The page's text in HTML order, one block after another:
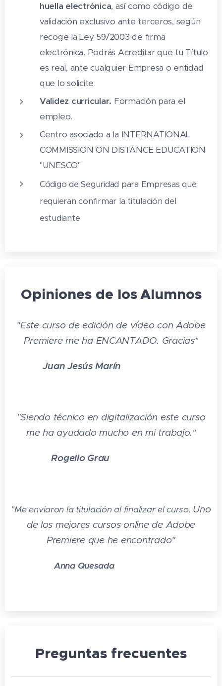
2. Elementos de Proyecto II
3. Transiciones
4. Transiciones II
5. Títulos
6. Pistas Video
8. Storyboard
9. Audio
10. Títulos. Transiciones
11. Proyecto completo
huella electrónica, así como código de
validación exclusivo ante terceros, según
recoge la Ley 59/2003 de firma
electrónica. Podrás Acreditar que tu Título
es real, ante cualquier Empresa o entidad
que lo solicite.
Validez curricular. Formación para el
empleo.
Centro asociado a la INTERNATIONAL
COMMISSION ON DISTANCE EDUCATION
"UNESCO"
Código de Seguridad para Empresas que
requieran confirmar la titulación del
estudiante
Opiniones de losAlumnos
"Este curso de edición de vídeo con Adobe
Premiere me ha ENCANTADO. Gracias"
Juan Jesús Marín
"Siendo técnico en digitalización este curso
me ha ayudado mucho en mi trabajo."
Rogelio Grau
"Me enviaron la titulación al finalizar el curso. Uno
de los mejores cursos online de Adobe
Premiere que he encontrado"
Anna Quesada
Preguntas frecuentes